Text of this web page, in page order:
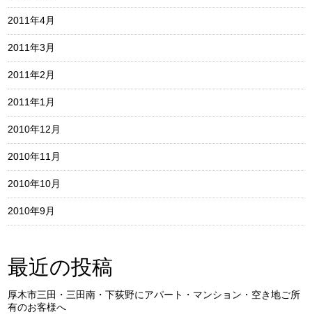
2011年4月
2011年3月
2011年2月
2011年1月
2010年12月
2010年11月
2010年10月
2010年9月
最近の投稿
厚木市三田・三田南・下荻野にアパート・マンション・空き地ご所
有のお客様へ